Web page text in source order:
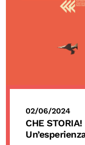
02/06/2024
CHE STORIA!